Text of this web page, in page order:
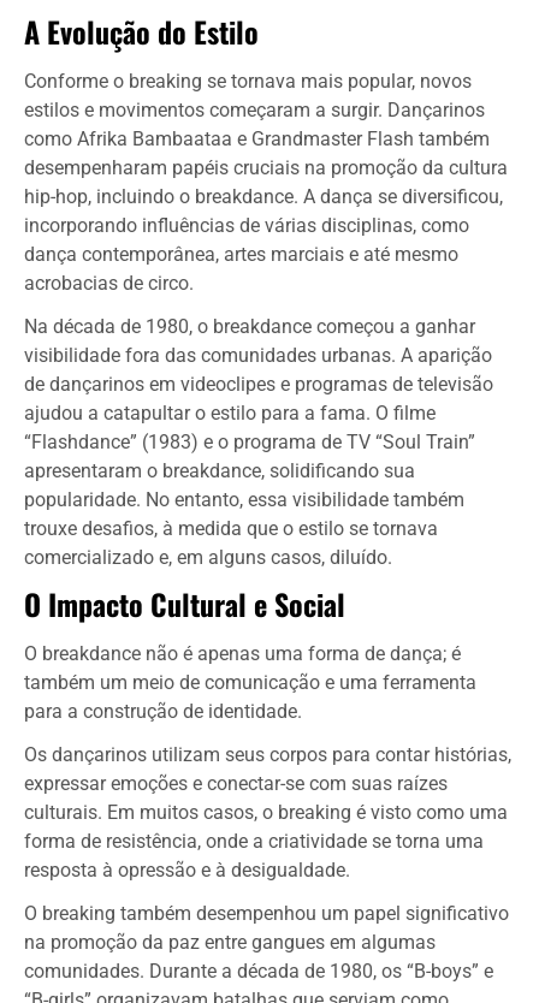
A Evolução do Estilo
Conforme o breaking se tornava mais popular, novos
estilos e movimentos começaram a surgir. Dançarinos
como Afrika Bambaataa e Grandmaster Flash também
desempenharam papéis cruciais na promoção da cultura
hip-hop, incluindo o breakdance. A dança se diversificou,
incorporando influências de várias disciplinas, como
dança contemporânea, artes marciais e até mesmo
acrobacias de circo.
Na década de 1980, o breakdance começou a ganhar
visibilidade fora das comunidades urbanas. A aparição
de dançarinos em videoclipes e programas de televisão
ajudou a catapultar o estilo para a fama. O filme
“Flashdance” (1983) e o programa de TV “Soul Train”
apresentaram o breakdance, solidificando sua
popularidade. No entanto, essa visibilidade também
trouxe desafios, à medida que o estilo se tornava
comercializado e, em alguns casos, diluído.
O Impacto Cultural e Social
O breakdance não é apenas uma forma de dança; é
também um meio de comunicação e uma ferramenta
para a construção de identidade.
Os dançarinos utilizam seus corpos para contar histórias,
expressar emoções e conectar-se com suas raízes
culturais. Em muitos casos, o breaking é visto como uma
forma de resistência, onde a criatividade se torna uma
resposta à opressão e à desigualdade.
O breaking também desempenhou um papel significativo
na promoção da paz entre gangues em algumas
comunidades. Durante a década de 1980, os “B-boys” e